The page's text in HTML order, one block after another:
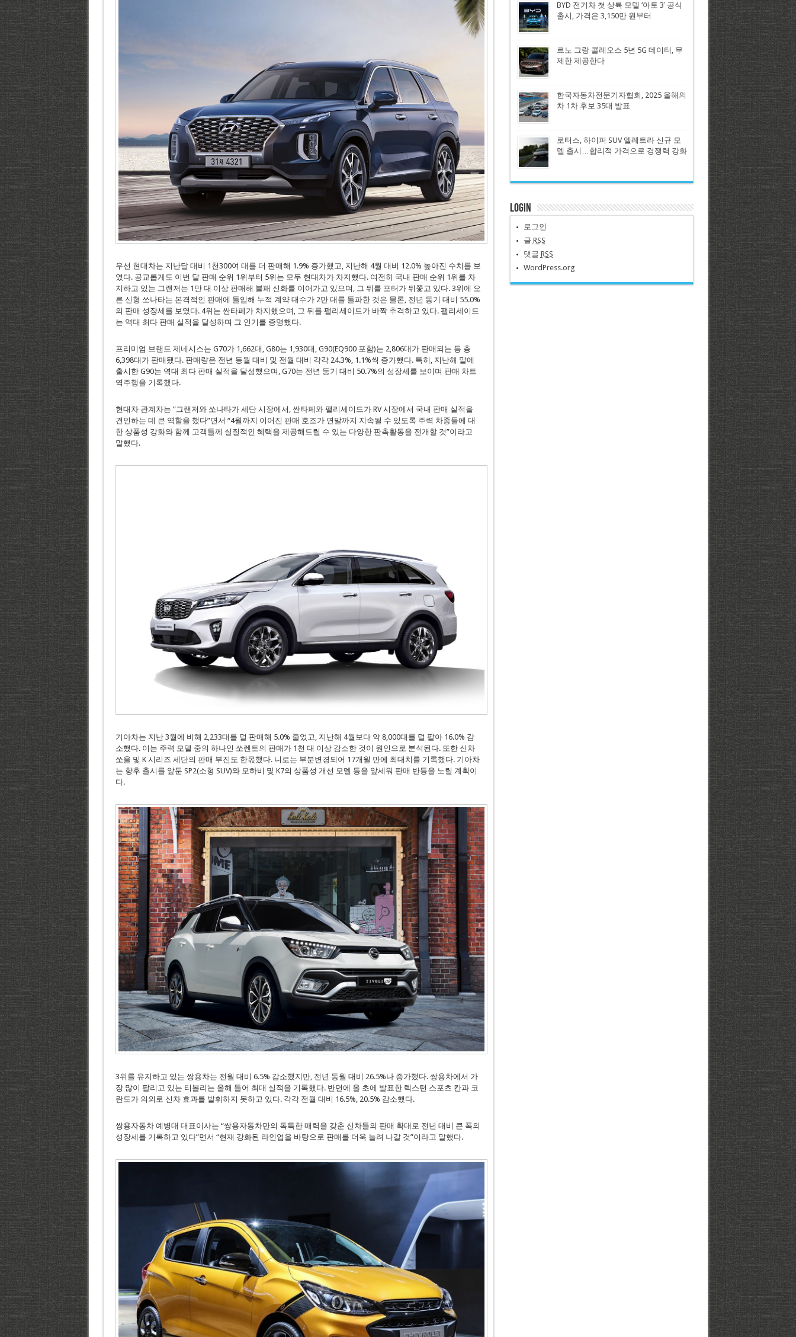
우선 현대차는 지난달 대비 1천300여 대를 더 판매해 1.9% 증가했고, 지난해 4월 대비 12.0% 높아진 수치를 보
였다. 공교롭게도 이번 달 판매 순위 1위부터 5위는 모두 현대차가 차지했다. 여전히 국내 판매 순위 1위를 차
지하고 있는 그랜저는 1만 대 이상 판매해 불패 신화를 이어가고 있으며, 그 뒤를 포터가 뒤쫓고 있다. 3위에 오
른 신형 쏘나타는 본격적인 판매에 돌입해 누적 계약 대수가 2만 대를 돌파한 것은 물론, 전년 동기 대비 55.0%
의 판매 성장세를 보였다. 4위는 싼타페가 차지했으며, 그 뒤를 팰리세이드가 바짝 추격하고 있다. 팰리세이드
는 역대 최다 판매 실적을 달성하며 그 인기를 증명했다.
프리미엄 브랜드 제네시스는 G70가 1,662대, G80는 1,930대, G90(EQ900 포함)는 2,806대가 판매되는 등 총
6,398대가 판매됐다. 판매량은 전년 동월 대비 및 전월 대비 각각 24.3%, 1.1%씩 증가했다. 특히, 지난해 말에
출시한 G90는 역대 최다 판매 실적을 달성했으며, G70는 전년 동기 대비 50.7%의 성장세를 보이며 판매 차트
역주행을 기록했다.
현대차 관계차는 ”그랜저와 쏘나타가 세단 시장에서, 싼타페와 팰리세이드가 RV 시장에서 국내 판매 실적을
견인하는 데 큰 역할을 했다”면서 “4월까지 이어진 판매 호조가 연말까지 지속될 수 있도록 주력 차종들에 대
한 상품성 강화와 함께 고객들께 실질적인 혜택을 제공해드릴 수 있는 다양한 판촉활동을 전개할 것”이라고
말했다.
기아차는 지난 3월에 비해 2,233대를 덜 판매해 5.0% 줄었고, 지난해 4월보다 약 8,000대를 덜 팔아 16.0% 감
소했다. 이는 주력 모델 중의 하나인 쏘렌토의 판매가 1천 대 이상 감소한 것이 원인으로 분석된다. 또한 신차
쏘울 및 K 시리즈 세단의 판매 부진도 한몫했다. 니로는 부분변경되어 17개월 만에 최대치를 기록했다. 기아차
는 향후 출시를 앞둔 SP2(소형 SUV)와 모하비 및 K7의 상품성 개선 모델 등을 앞세워 판매 반등을 노릴 계획이
다.
3위를 유지하고 있는 쌍용차는 전월 대비 6.5% 감소했지만, 전년 동월 대비 26.5%나 증가했다. 쌍용차에서 가
장 많이 팔리고 있는 티볼리는 올해 들어 최대 실적을 기록했다. 반면에 올 초에 발표한 렉스턴 스포츠 칸과 코
란도가 의외로 신차 효과를 발휘하지 못하고 있다. 각각 전월 대비 16.5%, 20.5% 감소했다.
쌍용자동차 예병대 대표이사는 “쌍용자동차만의 독특한 매력을 갖춘 신차들의 판매 확대로 전년 대비 큰 폭의
성장세를 기록하고 있다”면서 “현재 강화된 라인업을 바탕으로 판매를 더욱 늘려 나갈 것”이라고 말했다.
BYD 전기차 첫 상륙 모델 ‘아토 3′ 공식
출시, 가격은 3,150만 원부터
르노 그랑 콜레오스 5년 5G 데이터, 무
제한 제공한다
한국자동차전문기자협회, 2025 올해의
차 1차 후보 35대 발표
로터스, 하이퍼 SUV 엘레트라 신규 모
델 출시…합리적 가격으로 경쟁력 강화
Login
로그인
글 RSS
댓글 RSS
WordPress.org